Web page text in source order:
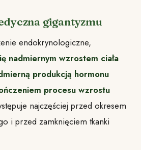
gigantyzmu
endokrynologiczne,
nadmiernym wzrostem ciała
produkcją hormonu
procesu wzrostu
najczęściej przed okresem
i przed zamknięciem tkanki